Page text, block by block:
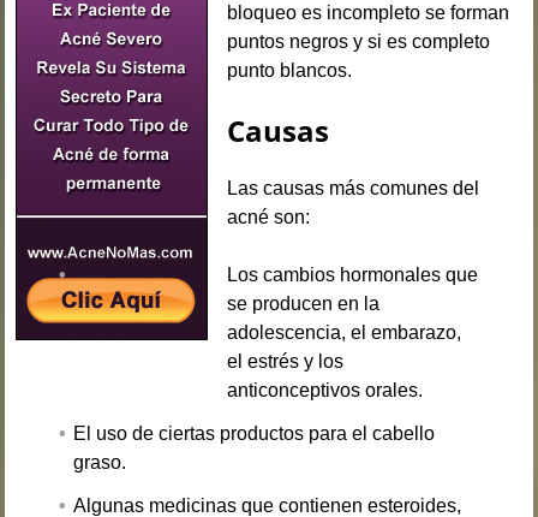
bloqueo es incompleto se forman
puntos negros y si es completo
punto blancos.
Causas
Las causas más comunes del
acné son:
Los cambios hormonales que
se producen en la
adolescencia, el embarazo,
el estrés y los
anticonceptivos orales.
El uso de ciertas productos para el cabello
graso.
Algunas medicinas que contienen esteroides,